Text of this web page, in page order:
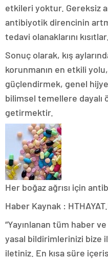
etkileri yoktur. Gereksiz
antibiyotik direncinin
tedavi olanaklarını kısıtlar.
Sonuç olarak, kış
korunmanın en etkili
güçlendirmek, genel
bilimsel temellere dayalı
getirmektir.
Her boğaz ağrısı için
Haber Kaynak :
“Yayınlanan tüm haber
yasal bildirimlerinizi bize
iletiniz. En kısa süre